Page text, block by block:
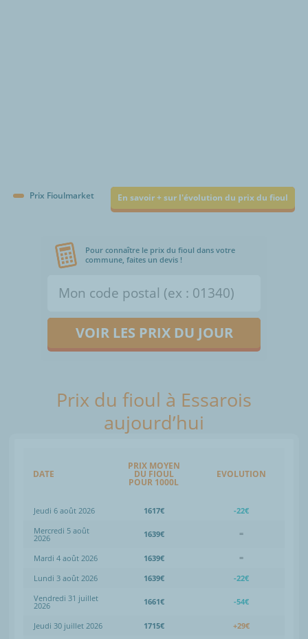
Prix Fioulmarket En savoir + sur l'évolution du prix du fioul
Pour connaître le prix du fioul dans votre
commune, faites un devis !
VOIR LES PRIX DU JOUR
Prix du fioul à Essarois
aujourd’hui
DATE
PRIX MOYEN
DU FIOUL
POUR 1000L
EVOLUTION
Jeudi 6 août 2026 1617€
-22€
Mercredi 5 août
2026 1639€ =
Mardi 4 août 2026 1639€
=
Lundi 3 août 2026
1639€
-22€
Vendredi 31 juillet
2026 1661€ -54€
Jeudi 30 juillet 2026 1715€
+29€